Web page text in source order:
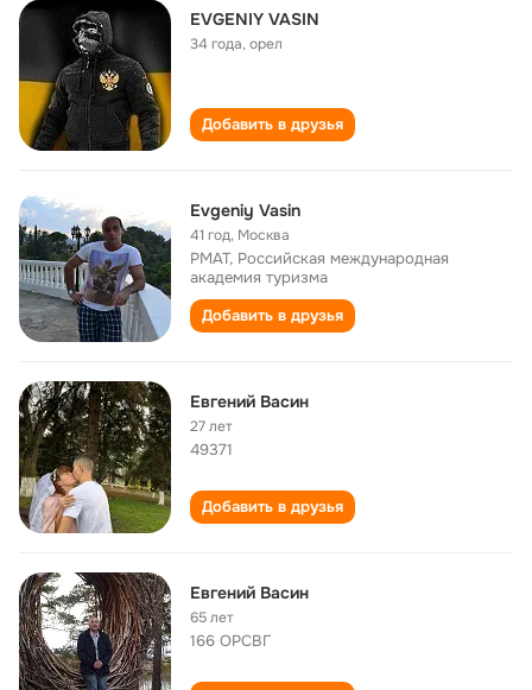
EVGENIY VASIN
34 года,орeл
Добавить в друзья
Evgeniy Vasin
41 год, Москва
РМАТ, Российская международная
академия туризма
Добавить в друзья
Евгений Васин
27 лет
49371
Добавить в друзья
Евгений Васин
65 лет
166 ОРСВГ